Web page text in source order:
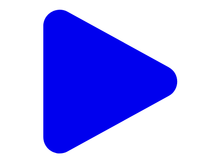
বাঁকুড়া ২: বাঁকুড়া জেলা পরিষদ অডিটরিয়ামে খাদি মেলা অনুষ্ঠিত করা হলো